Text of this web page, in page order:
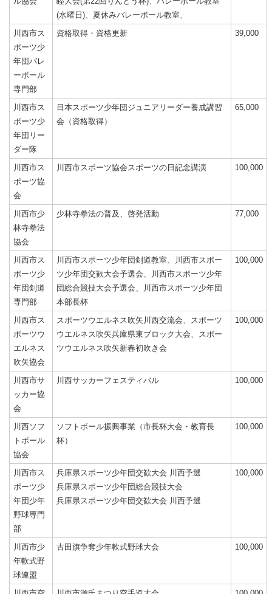
(水曜日)、夏休みバレーボール教室、
川西市ス
ポーツ少
年団バレ
ーボール
専門部
資格取得・資格更新 39,000
川西市ス
ポーツ少
年団リー
ダー隊
日本スポーツ少年団ジュニアリーダー養成講習
会（資格取得）
65,000
川西市ス
ポーツ協
会
川西市スポーツ協会スポーツの日記念講演 100,000
川西市少
林寺拳法
協会
少林寺拳法の普及、啓発活動 77,000
川西市ス
ポーツ少
年団剣道
専門部
川西市スポーツ少年団剣道教室、川西市スポー
ツ少年団交歓大会予選会、川西市スポーツ少年
団総合競技大会予選会、川西市スポーツ少年団
本部長杯
100,000
川西市ス
ポーツウ
エルネス
吹矢協会
スポーツウエルネス吹矢川西交流会、スポーツ
ウエルネス吹矢兵庫県東ブロック大会、スポー
ツウエルネス吹矢新春初吹き会
100,000
川西市サ
ッカー協
会
川西サッカーフェスティバル 100,000
川西ソフ
トボール
協会
ソフトボール振興事業（市長杯大会・教育長
杯）
100,000
川西市ス
ポーツ少
年団少年
野球専門
部
兵庫県スポーツ少年団交歓大会 川西予選
兵庫県スポーツ少年団総合競技大会
兵庫県スポーツ少年団交歓大会 川西予選
100,000
川西市少
年軟式野
球連盟
古田旗争奪少年軟式野球大会 100,000